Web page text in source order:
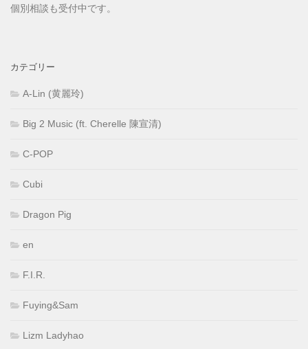
個別相談も受付中です。
カテゴリー
A-Lin (黄麗玲)
Big 2 Music (ft. Cherelle 陳宣清)
C-POP
Cubi
Dragon Pig
en
F.I.R.
Fuying&Sam
Lizm Ladyhao